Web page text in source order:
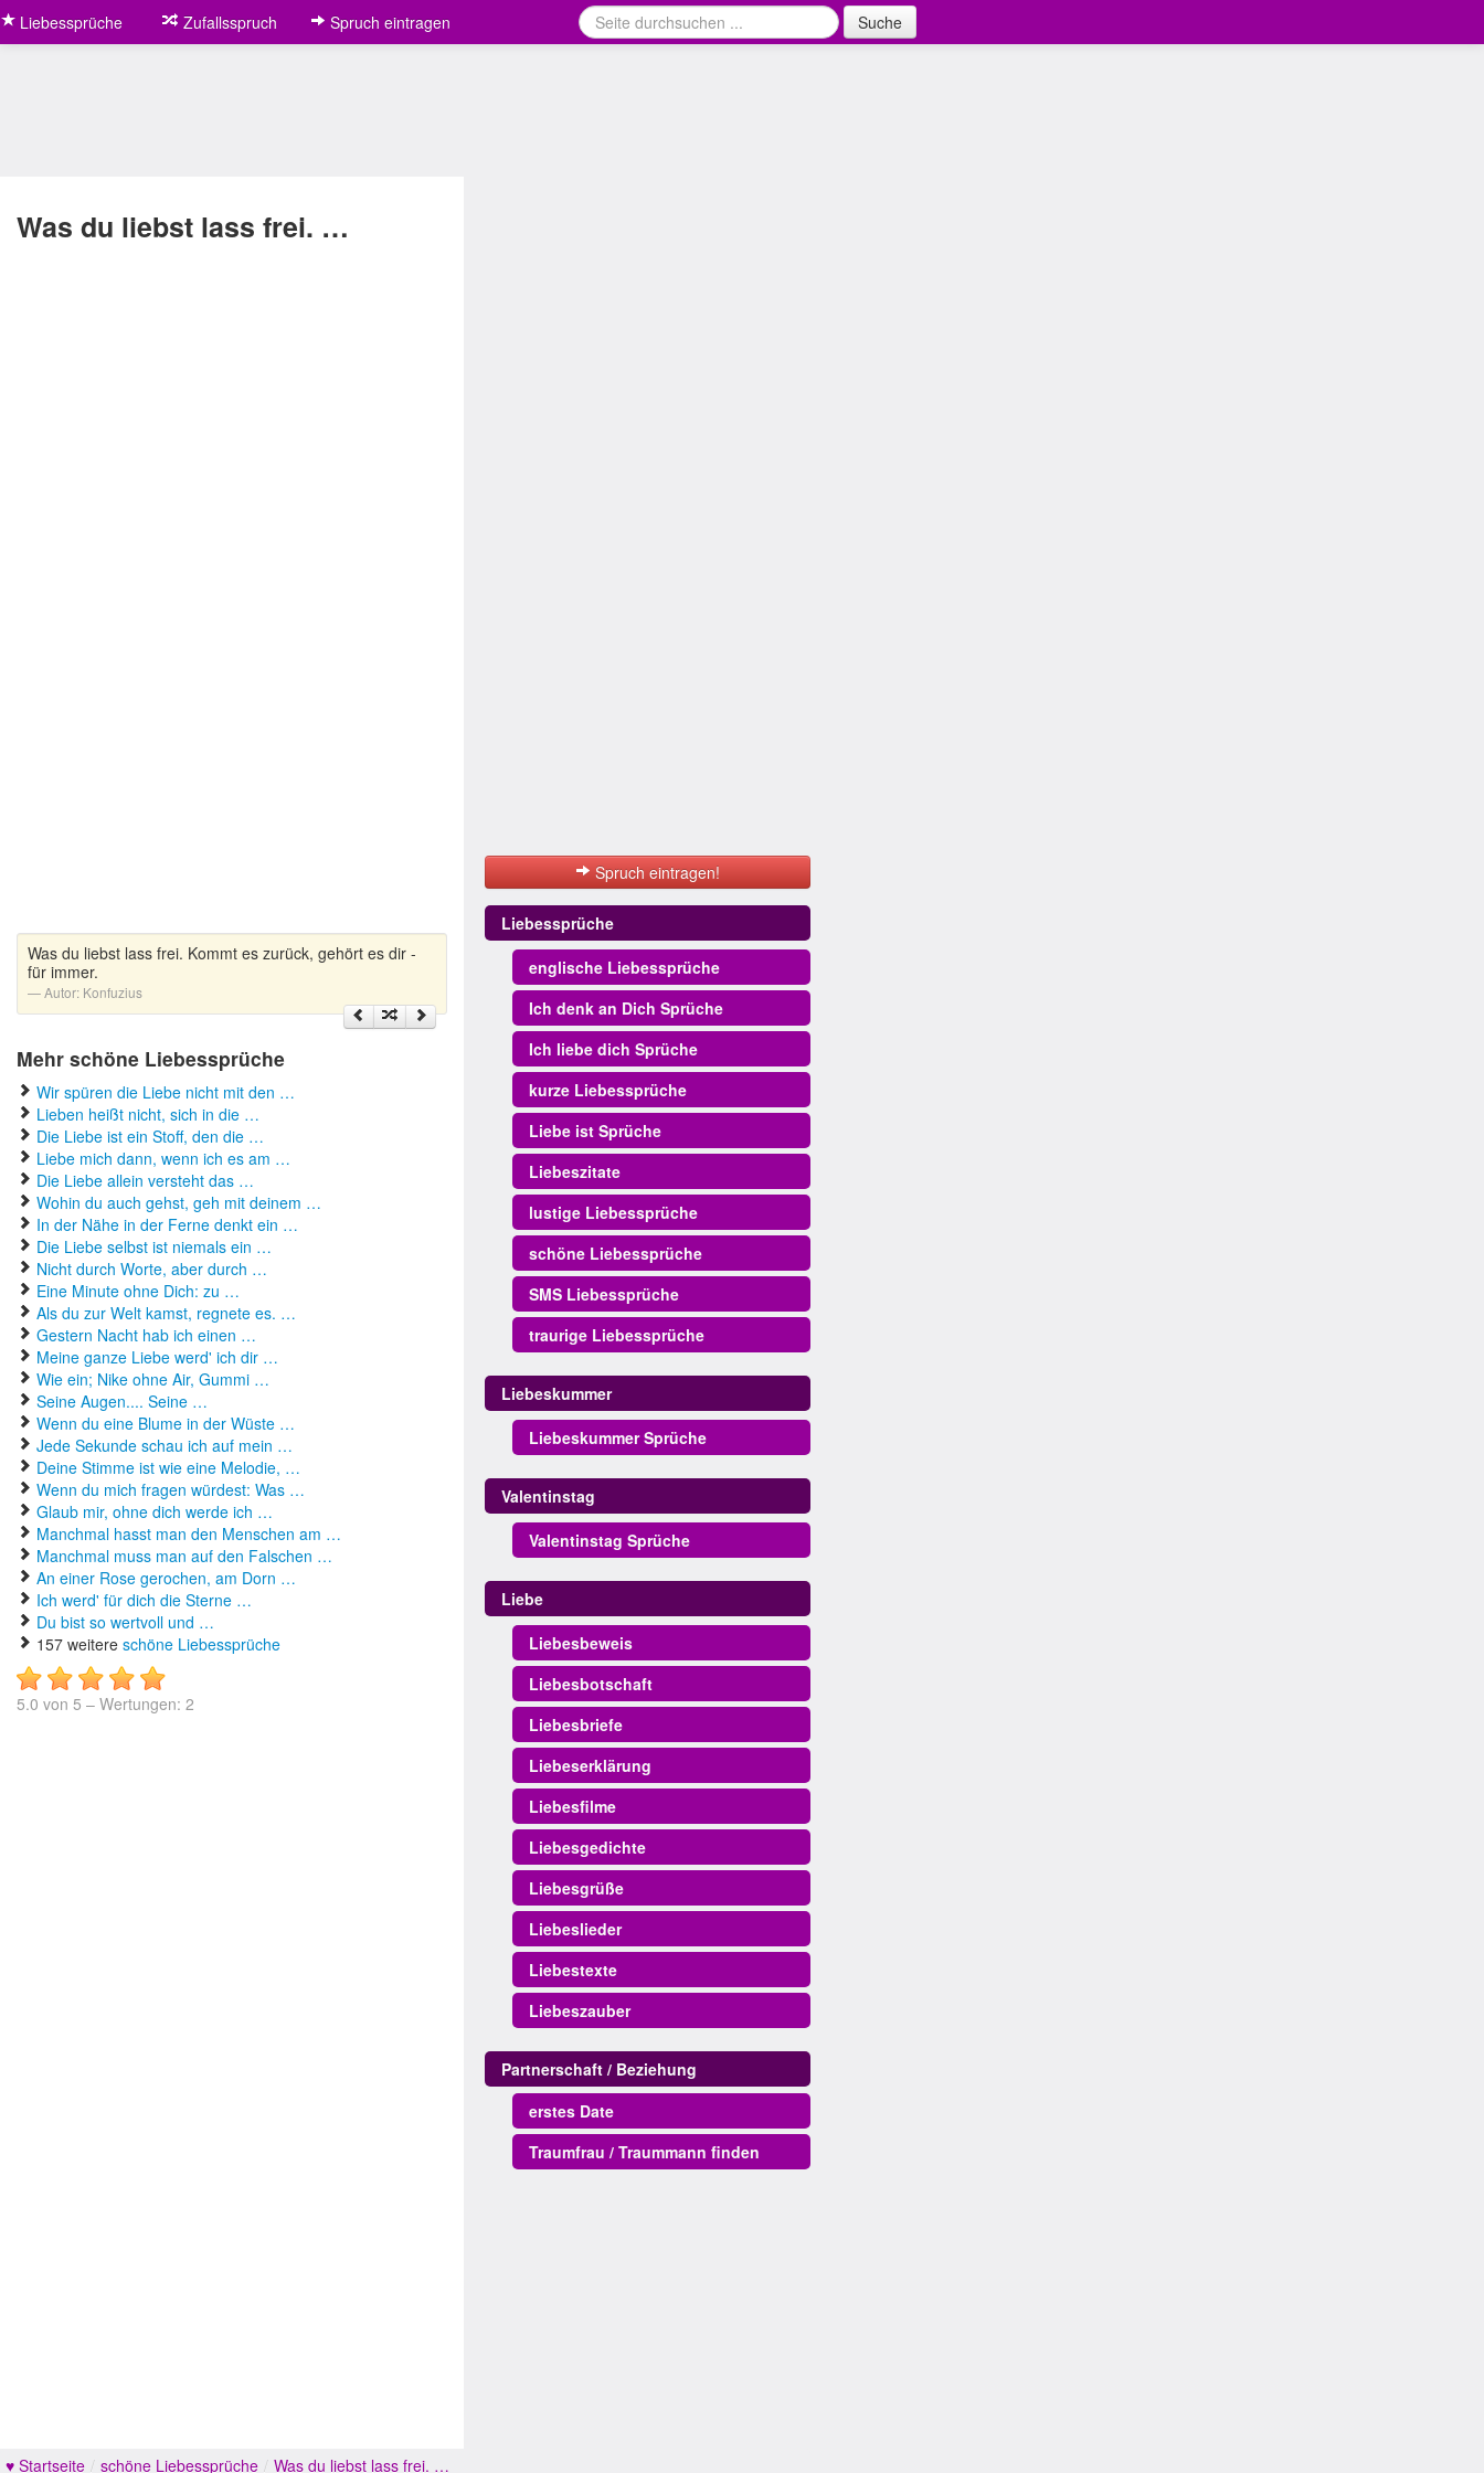
Liebessprüche Zufallsspruch Spruch eintragen Suche
Was du liebst lass frei. …
Was du liebst lass frei. Kommt es zurück, gehört es dir -
für immer.
Autor: Konfuzius
Mehr schöne Liebessprüche
Wir spüren die Liebe nicht mit den …
Lieben heißt nicht, sich in die …
Die Liebe ist ein Stoff, den die …
Liebe mich dann, wenn ich es am …
Die Liebe allein versteht das …
Wohin du auch gehst, geh mit deinem …
In der Nähe in der Ferne denkt ein …
Die Liebe selbst ist niemals ein …
Nicht durch Worte, aber durch …
Eine Minute ohne Dich: zu …
Als du zur Welt kamst, regnete es. …
Gestern Nacht hab ich einen …
Meine ganze Liebe werd' ich dir …
Wie ein; Nike ohne Air, Gummi …
Seine Augen.... Seine …
Wenn du eine Blume in der Wüste …
Jede Sekunde schau ich auf mein …
Deine Stimme ist wie eine Melodie, …
Wenn du mich fragen würdest: Was …
Glaub mir, ohne dich werde ich …
Manchmal hasst man den Menschen am …
Manchmal muss man auf den Falschen …
An einer Rose gerochen, am Dorn …
Ich werd' für dich die Sterne …
Du bist so wertvoll und …
157 weitere schöne Liebessprüche
5.0 von 5 – Wertungen: 2
Spruch eintragen!
Liebessprüche
englische Liebessprüche
Ich denk an Dich Sprüche
Ich liebe dich Sprüche
kurze Liebessprüche
Liebe ist Sprüche
Liebeszitate
lustige Liebessprüche
schöne Liebessprüche
SMS Liebessprüche
traurige Liebessprüche
Liebeskummer
Liebeskummer Sprüche
Valentinstag
Valentinstag Sprüche
Liebe
Liebesbeweis
Liebesbotschaft
Liebesbriefe
Liebeserklärung
Liebesfilme
Liebesgedichte
Liebesgrüße
Liebeslieder
Liebestexte
Liebeszauber
Partnerschaft / Beziehung
erstes Date
Traumfrau / Traummann finden
♥ Startseite / schöne Liebessprüche / Was du liebst lass frei. …